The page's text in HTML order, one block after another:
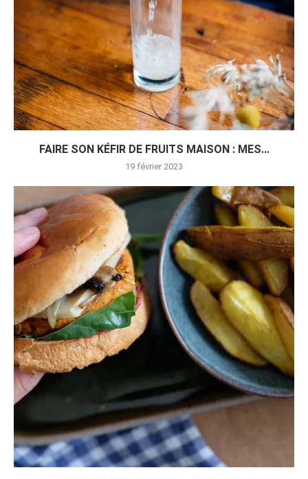
FAIRE SON KÉFIR DE FRUITS MAISON : MES...
19 février 2023